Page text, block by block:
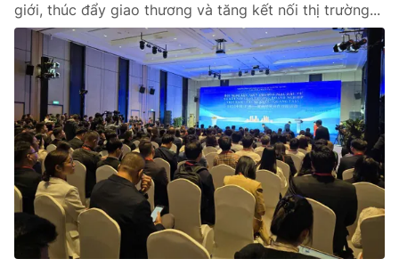
giới, thúc đẩy giao thương và tăng kết nối thị trường...